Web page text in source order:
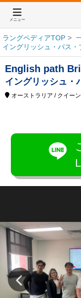
メニュー
ラングペディアTOP
イングリッシュ・パス・
English path
イングリッシュ・
オーストラリア / クイー